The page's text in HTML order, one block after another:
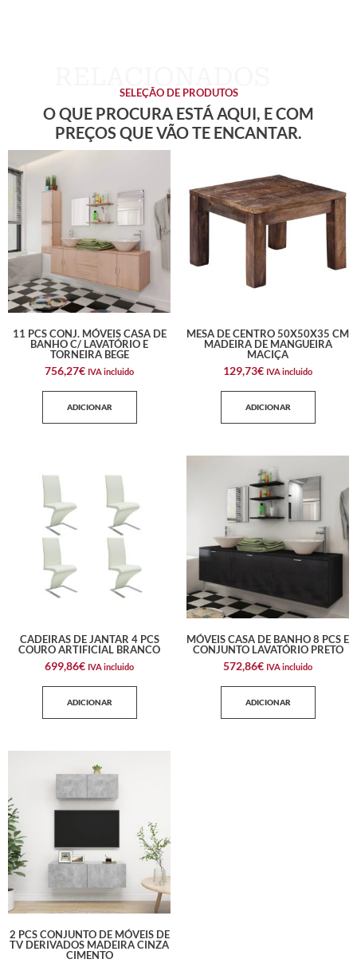
SELEÇÃO DE PRODUTOS
O QUE PROCURA ESTÁ AQUI, E COM
PREÇOS QUE VÃO TE ENCANTAR.
11 PCS CONJ. MÓVEIS CASA DE
BANHO C/ LAVATÓRIO E
TORNEIRA BEGE
756,27€ IVA incluido
ADICIONAR
MESA DE CENTRO 50X50X35 CM
MADEIRA DE MANGUEIRA
MACIÇA
129,73€ IVA incluido
ADICIONAR
CADEIRAS DE JANTAR 4 PCS
COURO ARTIFICIAL BRANCO
699,86€ IVA incluido
ADICIONAR
MÓVEIS CASA DE BANHO 8 PCS E
CONJUNTO LAVATÓRIO PRETO
572,86€ IVA incluido
ADICIONAR
2 PCS CONJUNTO DE MÓVEIS DE
TV DERIVADOS MADEIRA CINZA
CIMENTO